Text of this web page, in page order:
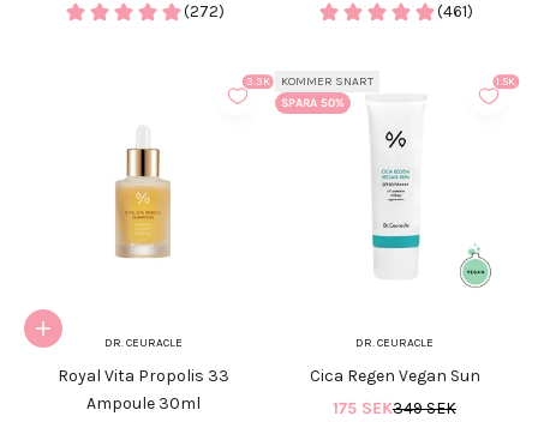
(272) (461)
3.3K
Lägg i varukorgen
DR. CEURACLE
Royal Vita Propolis 33
Ampoule 30ml
1.5K
KOMMER SNART
SPARA 50%
DR. CEURACLE
Cica Regen Vegan Sun
REA-pris
175 SEKPris
349 SEK